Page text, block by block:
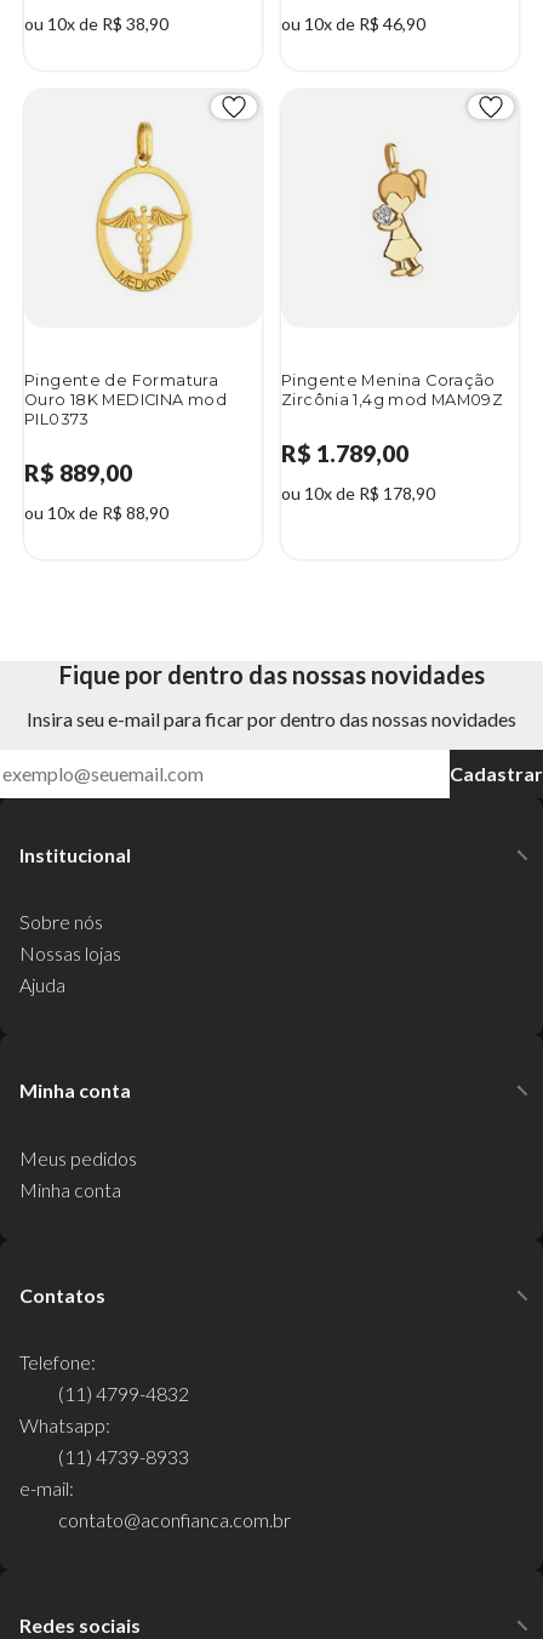
ou 10x de R$ 38,90 ou 10x de R$ 46,90
Pingente de Formatura
Ouro 18K MEDICINA mod
PIL0373
R$ 889,00
ou 10x de R$ 88,90
Pingente Menina Coração
Zircônia 1,4g mod MAM09Z
R$ 1.789,00
ou 10x de R$ 178,90
Fique por dentro das nossas novidades
Insira seu e-mail para ficar por dentro das nossas novidades
Cadastrar
Institucional
Sobre nós
Nossas lojas
Ajuda
Minha conta
Meus pedidos
Minha conta
Contatos
Telefone:
(11) 4799-4832
Whatsapp:
(11) 4739-8933
e-mail:
contato@aconfianca.com.br
Redes sociais